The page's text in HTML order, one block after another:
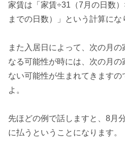
家賃は「 家賃÷31（7月の日数
までの日数）
」という計算にな
また入居日によって、次の月
なる可能性が時には、 次の月の
ない可能性が生まれてきます
よ。
先ほどの例で話しますと、8月
に払うということになります。